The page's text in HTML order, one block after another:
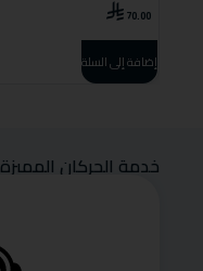
70.00
إضافة إلى السلة
خدمة الحركان المميزة